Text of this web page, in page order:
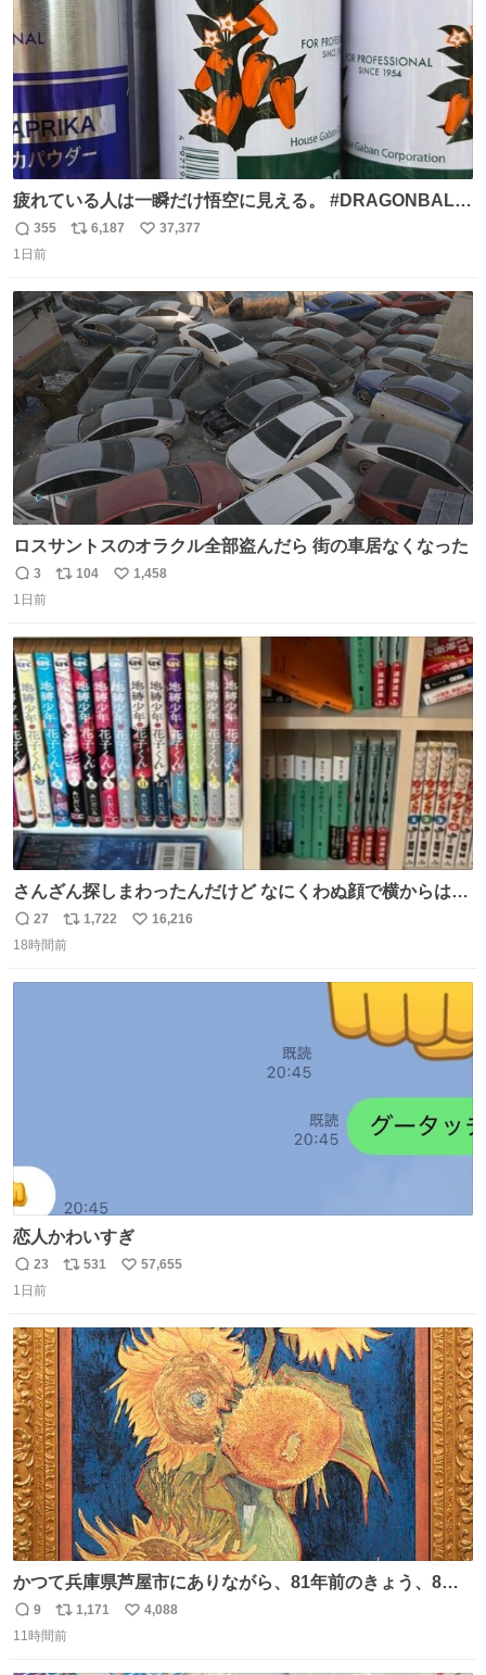
疲れている人は一瞬だけ悟空に見える。 #DRAGONBALL
#ドラゴンボール
返
信
355
リ
ト
数
6,187
い
数
37,377
1日前
ロスサントスのオラクル全部盗んだら 街の車居なくなった
返
信
3
リ
ト
数
104
い
数
1,458
1日前
さんざん探しまわったんだけど なにくわぬ顔で横からはえ
てた
返
信
27
リ
ポ
1,722
い
16,216
18時間前
恋人かわいすぎ
返
信
23
リ
ト
数
531
い
数
57,655
1日前
かつて兵庫県芦屋市にありながら、81年前のきょう、8月6
日の阪神大空襲の折に残念ながら焼失した、 #ゴッホ の幻
の「 #ヒマワリ 」。 当館は、東京都にある武者小路実篤記
返
信
9
リ
ポ
1,171
い
4,088
11時間前